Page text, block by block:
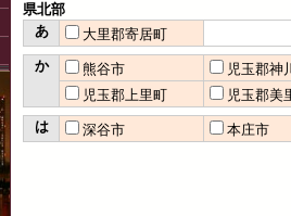
県北部
あ
大里郡寄居町
か
熊谷市
児玉郡神
児玉郡上里町
児玉郡美
は
深谷市 本庄市